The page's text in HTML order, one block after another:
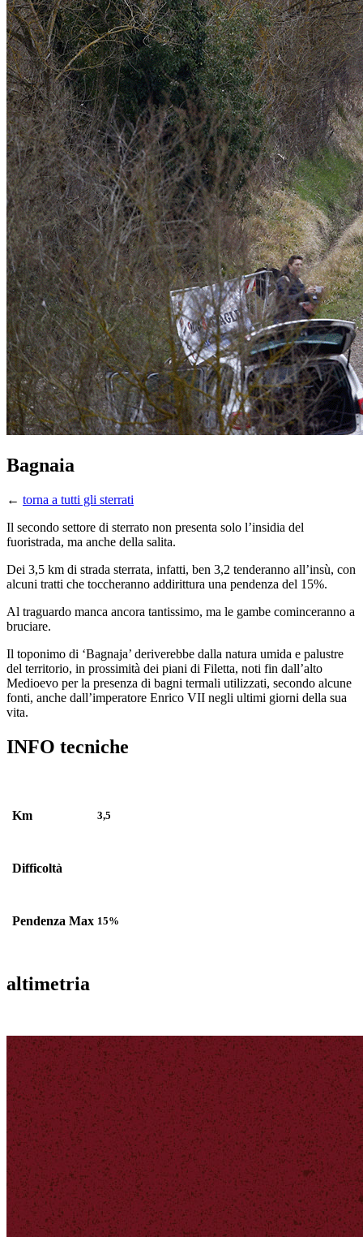
Bagnaia
← torna a tutti gli sterrati
Il secondo settore di sterrato non presenta solo l’insidia del
fuoristrada, ma anche della salita.
Dei 3,5 km di strada sterrata, infatti, ben 3,2 tenderanno all’insù, con
alcuni tratti che toccheranno addirittura una pendenza del 15%.
Al traguardo manca ancora tantissimo, ma le gambe cominceranno a
bruciare.
Il toponimo di ‘Bagnaja’ deriverebbe dalla natura umida e palustre
del territorio, in prossimità dei piani di Filetta, noti fin dall’alto
Medioevo per la presenza di bagni termali utilizzati, secondo alcune
fonti, anche dall’imperatore Enrico VII negli ultimi giorni della sua
vita.
INFO tecniche
Km 3,5
Difficoltà
Pendenza Max 15%
altimetria